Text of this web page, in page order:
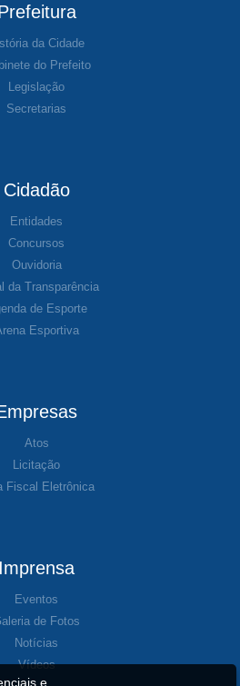
da Cidade
do Prefeito
Legislação
Secretarias
Cidadão
Entidades
Concursos
Ouvidoria
da Transparência
de Esporte
Esportiva
Atos
Licitação
Fiscal Eletrônica
Imprensa
Eventos
de Fotos
Notícias
Vídeos
e